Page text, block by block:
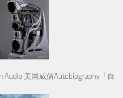
美国威信Autobiography「自